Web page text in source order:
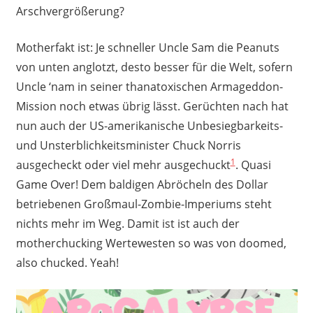
Arschvergrößerung?
Motherfakt ist: Je schneller Uncle Sam die Peanuts
von unten anglotzt, desto besser für die Welt, sofern
Uncle ‘nam in seiner thanatoxischen Armageddon-
Mission noch etwas übrig lässt. Gerüchten nach hat
nun auch der US-amerikanische Unbesiegbarkeits-
und Unsterblichkeitsminister Chuck Norris
ausgecheckt oder viel mehr ausgechuckt1. Quasi
Game Over! Dem baldigen Abröcheln des Dollar
betriebenen Großmaul-Zombie-Imperiums steht
nichts mehr im Weg. Damit ist ist auch der
motherchucking Wertewesten so was von doomed,
also chucked. Yeah!